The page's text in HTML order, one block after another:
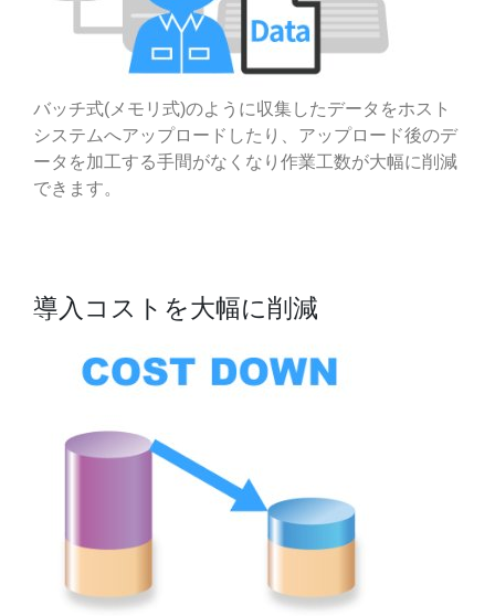
バッチ式(メモリ式)のように収集したデータをホスト
システムへアップロードしたり、アップロード後のデ
ータを加工する手間がなくなり作業工数が大幅に削減
できます。
導入コストを大幅に削減